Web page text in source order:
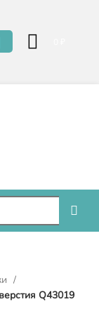
Q43019